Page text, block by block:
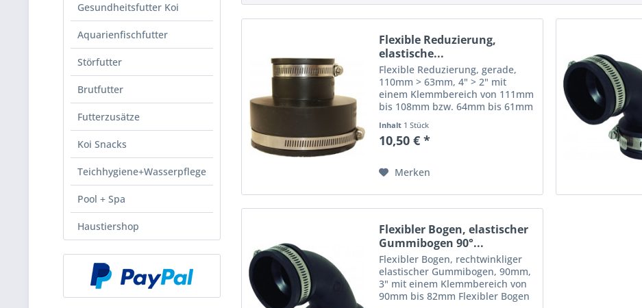
Gesundheitsfutter Koi
Aquarienfischfutter
Störfutter
Brutfutter
Futterzusätze
Koi Snacks
Teichhygiene+Wasserpflege
Pool + Spa
Haustiershop
Flexible Reduzierung,
elastische...
Flexible Reduzierung, gerade,
110mm > 63mm, 4" > 2" mit
einem Klemmbereich von 111mm
bis 108mm bzw. 64mm bis 61mm
unterschiedlicher
Rohrquerschnitte Flexible
gerade...
Inhalt 1 Stück
10,50 € *
Merken
Flexibler Bogen, elastischer
Gummibogen 90°...
Flexibler Bogen, rechtwinkliger
elastischer Gummibogen, 90mm,
3" mit einem Klemmbereich von
90mm bis 82mm Flexibler Bogen